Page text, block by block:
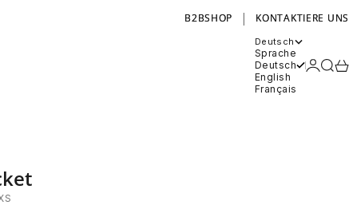
B2BSHOP | KONTAKTIERE UNS
Deutsch
Sprache
Deutsch
English
Français